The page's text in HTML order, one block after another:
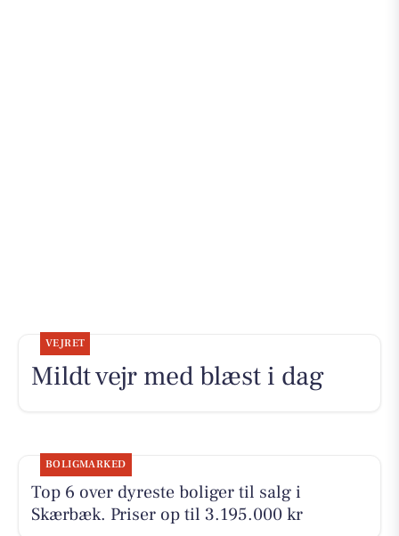
VEJRET
Mildt vejr med blæst i dag
BOLIGMARKED
Top 6 over dyreste boliger til salg i
Skærbæk. Priser op til 3.195.000 kr